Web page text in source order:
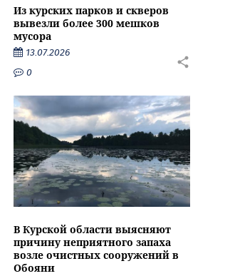
Из курских парков и скверов
вывезли более 300 мешков
мусора
13.07.2026
0
В Курской области выясняют
причину неприятного запаха
возле очистных сооружений в
Обояни